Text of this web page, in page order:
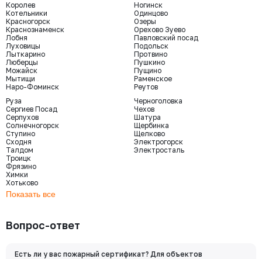
Королев
Котельники
Красногорск
Краснознаменск
Лобня
Луховицы
Лыткарино
Люберцы
Можайск
Мытищи
Наро-Фоминск
Ногинск
Одинцово
Озеры
Орехово Зуево
Павловский посад
Подольск
Протвино
Пушкино
Пущино
Раменское
Реутов
Руза
Сергиев Посад
Серпухов
Солнечногорск
Ступино
Сходня
Талдом
Троицк
Фрязино
Химки
Хотьково
Черноголовка
Чехов
Шатура
Щербинка
Щелково
Электрогорск
Электросталь
Показать все
Вопрос-ответ
Есть ли у вас пожарный сертификат? Для объектов